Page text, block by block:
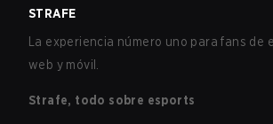
STRAFE
La experiencia número uno para fans de
web y móvil.
Strafe, todo sobre esports